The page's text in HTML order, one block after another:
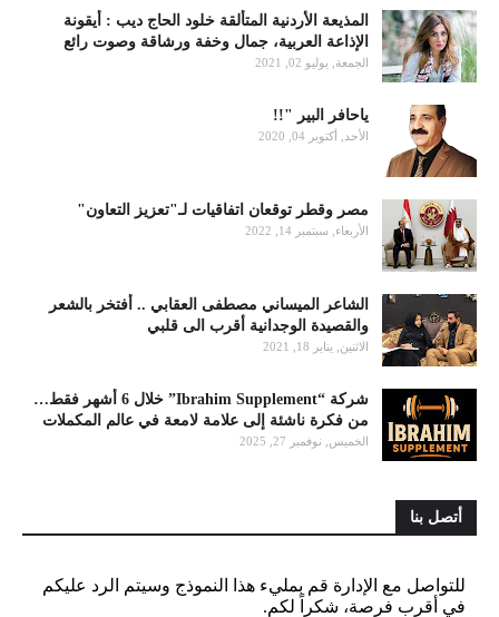
المذيعة الأردنية المتألقة خلود الحاج ديب : أيقونة
الإذاعة العربية، جمال وخفة ورشاقة وصوت رائع
الجمعة, يوليو 02, 2021
ياحافر البير "!!
الأحد, أكتوبر 04, 2020
مصر وقطر توقعان اتفاقيات لـ"تعزيز التعاون"
الأربعاء, سبتمبر 14, 2022
الشاعر الميساني مصطفى العقابي .. أفتخر بالشعر
والقصيدة الوجدانية أقرب الى قلبي
الاثنين, يناير 18, 2021
شركة “Ibrahim Supplement” خلال 6 أشهر فقط…
من فكرة ناشئة إلى علامة لامعة في عالم المكملات
الخميس, نوفمبر 27, 2025
أتصل بنا
للتواصل مع الإدارة قم بمليء هذا النموذج وسيتم الرد عليكم
في أقرب فرصة، شكراً لكم.